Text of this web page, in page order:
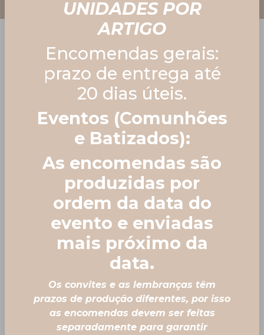
Home
Lembranças de
Comunhão ♡
Caixinha dezena
UNIDADES POR
ARTIGO
Encomendas gerais:
prazo de entrega até
20 dias úteis.
Eventos (Comunhões
e Batizados):
As encomendas são
produzidas por
ordem da data do
evento e enviadas
mais próximo da
data.
Os convites e as lembranças têm
prazos de produção diferentes, por isso
as encomendas devem ser feitas
separadamente para garantir